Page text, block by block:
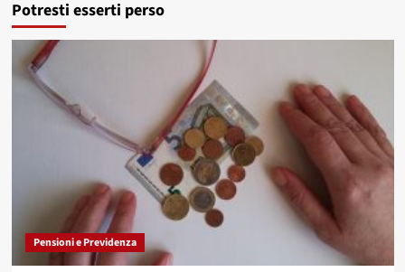
Potresti esserti perso
Pensioni e Previdenza